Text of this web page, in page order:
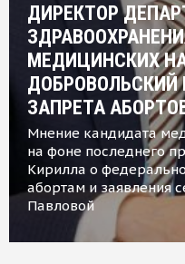
ДИРЕКТОР
МЕДИЦИНСКИХ
ДОБРОВОЛЬСКИЙ
ЗАПРЕТА
Мнение кандидата
на фоне последнего
Кирилла о
абортам и заявления
Павловой